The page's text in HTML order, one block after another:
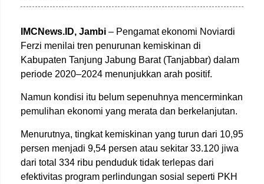
IMCNews.ID, Jambi – Pengamat ekonomi Noviardi
Ferzi menilai tren penurunan kemiskinan di
Kabupaten Tanjung Jabung Barat (Tanjabbar) dalam
periode 2020–2024 menunjukkan arah positif.
Namun kondisi itu belum sepenuhnya mencerminkan
pemulihan ekonomi yang merata dan berkelanjutan.
Menurutnya, tingkat kemiskinan yang turun dari 10,95
persen menjadi 9,54 persen atau sekitar 33.120 jiwa
dari total 334 ribu penduduk tidak terlepas dari
efektivitas program perlindungan sosial seperti PKH